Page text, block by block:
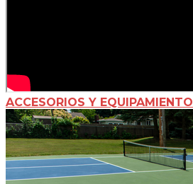
ACCESORIOS Y EQUIPAMIENTO